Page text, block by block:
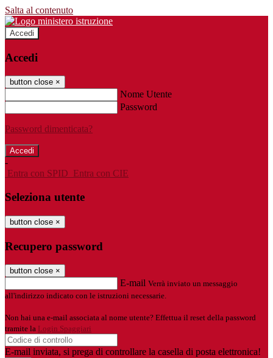
Salta al contenuto
Accedi
Accedi
button close ×
Nome Utente
Password
Password dimenticata?
-
Entra con SPID Entra con CIE
Seleziona utente
button close ×
Recupero password
button close ×
E-mail Verrà inviato un messaggio
all'indirizzo indicato con le istruzioni necessarie.
Non hai una e-mail associata al nome utente? Effettua il reset della password
tramite la Login Spaggiari
E-mail inviata, si prega di controllare la casella di posta elettronica!